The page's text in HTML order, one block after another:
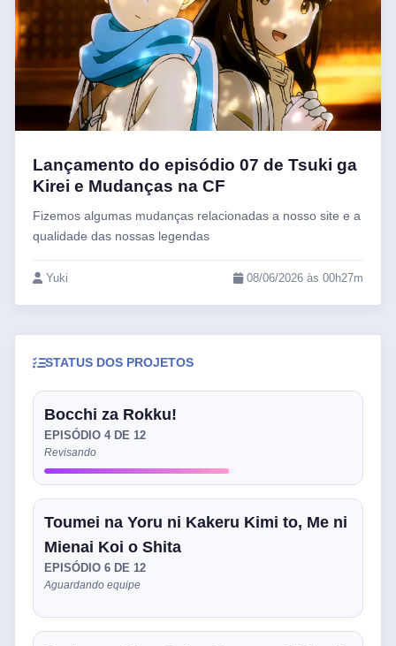
Lançamento do episódio 07 de Tsuki ga
Kirei e Mudanças na CF
Fizemos algumas mudanças relacionadas a nosso site e a
qualidade das nossas legendas
Yuki 08/06/2026 às 00h27m
STATUS DOS PROJETOS
Bocchi za Rokku!
EPISÓDIO 4 DE 12
Revisando
Toumei na Yoru ni Kakeru Kimi to, Me ni
Mienai Koi o Shita
EPISÓDIO 6 DE 12
Aguardando equipe